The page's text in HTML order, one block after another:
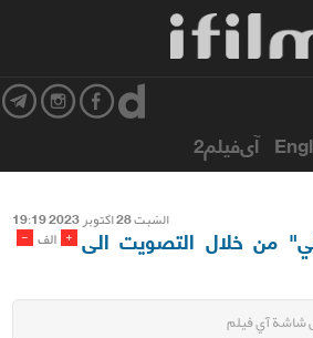
آی‌فیلم2
السّبت 28 اکتوبر 2023 19:19
- الف + من خلال التصويت الى
شاشة آي فيلم